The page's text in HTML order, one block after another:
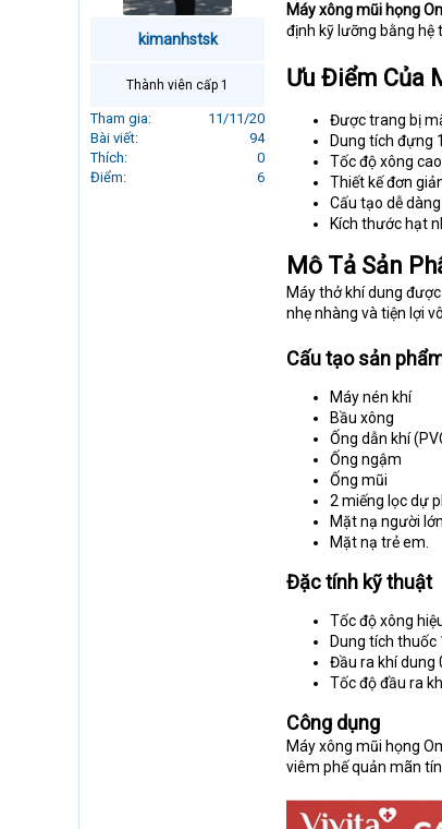
kimanhstsk
Thành viên cấp 1
Tham gia
11/11/20
Bài viết
94
Thích
0
Điểm
6
Máy xông mũi họng
định kỹ lưỡng bằng hệ
Ưu Điểm Của
Được trang bị
Dung tích đựng
Tốc độ xông
Thiết kế đơn
Cấu tạo dễ
Kích thước hạt
Mô Tả Sản
Máy thở khí dung
nhẹ nhàng và tiện lợi
Cấu tạo sản
Máy nén khí
Bầu xông
Ống dẫn khí
Ống ngậm
Ống mũi
2 miếng lọc dự
Mặt nạ người lớn
Mặt nạ trẻ em.
Đặc tính kỹ thuật
Tốc độ xông
Dung tích
Đầu ra khí dung
Tốc độ đầu ra
Công dụng
Máy xông mũi họng
viêm phế quản mãn